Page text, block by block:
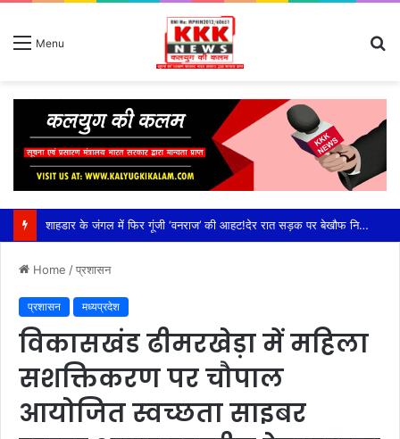
Menu
शाहडार के जंगल में फिर गूंजी ‘वनराज’ की आहट!देर रात सड़क पर बेखौफ निकला विशालकाय बाघ, राहगीरों के कैमरे में कैद हुआ रोमांचक नजारा,कटनी जिले के शाहडार वन क्षेत्र में बढ़ी बाघों की हलचल, सड़क पार कर झाड़ियों में ओझल हुआ टाइगर; वन विभाग ने राहगीरों को किया सतर्क
Home /प्रशासन
प्रशासन मध्यप्रदेश
विकासखंड ढीमरखेड़ा में महिला
सशक्तिकरण पर चौपाल
आयोजित स्वच्छता साइबर